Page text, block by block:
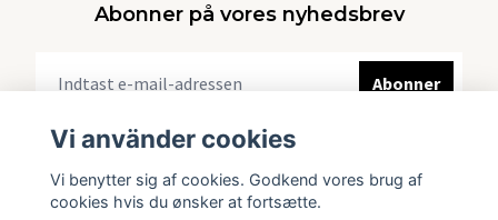
Abonner på vores nyhedsbrev
Abonner
Vi använder cookies
Vi benytter sig af cookies. Godkend vores brug af
cookies hvis du ønsker at fortsætte.